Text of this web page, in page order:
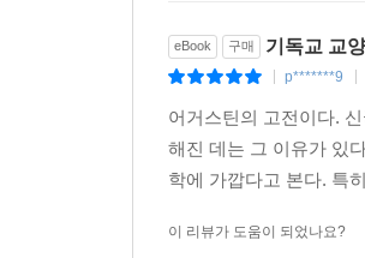
제9장. 상징들에 예속된 사
제10장. 비유적 표현을 식별
제11장. 하나님과 성도들에
제12장. 하나님과 성도들
것인가? 136
제14장. 절대적으로 바른
eBook 구매 기독교 교양
p*******9
어거스틴의 고전이다.
해진 데는 그 이유가 있
학에 가깝다고 본다. 특
이 리뷰가 도움이 되었나요?